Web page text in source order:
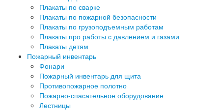
Плакаты по сварке
Плакаты по пожарной безопасности
Плакаты по грузоподъемным работам
Плакаты про работы с давлением и газами
Плакаты детям
Пожарный инвентарь
Фонари
Пожарный инвентарь для щита
Противопожарное полотно
Пожарно-спасательное оборудование
Лестницы